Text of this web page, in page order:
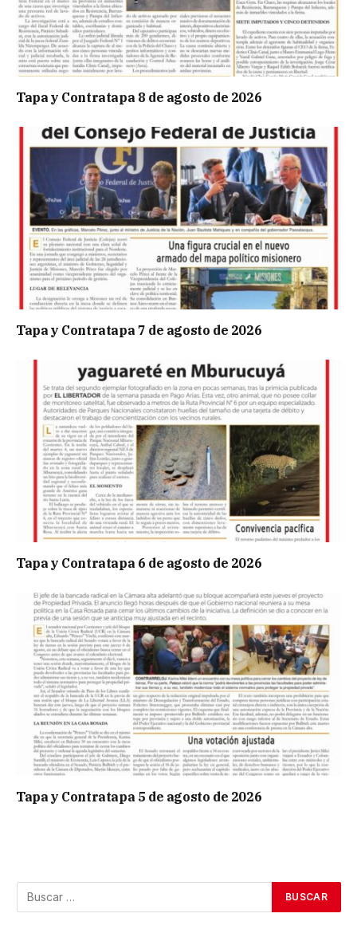
Tapa y Contratapa 8 de agosto de 2026
Tapa y Contratapa 7 de agosto de 2026
Tapa y Contratapa 6 de agosto de 2026
Tapa y Contratapa 5 de agosto de 2026